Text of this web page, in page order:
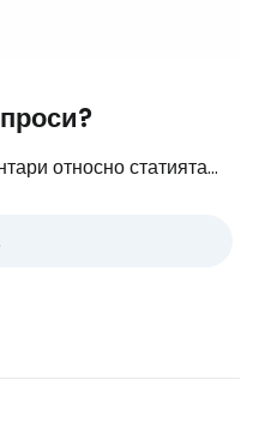
относно статията...